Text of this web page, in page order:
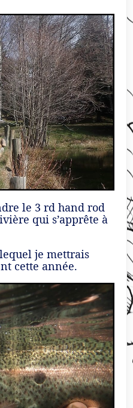
le 3 rd hand rod
qui s’apprête à
je mettrais
cette année.